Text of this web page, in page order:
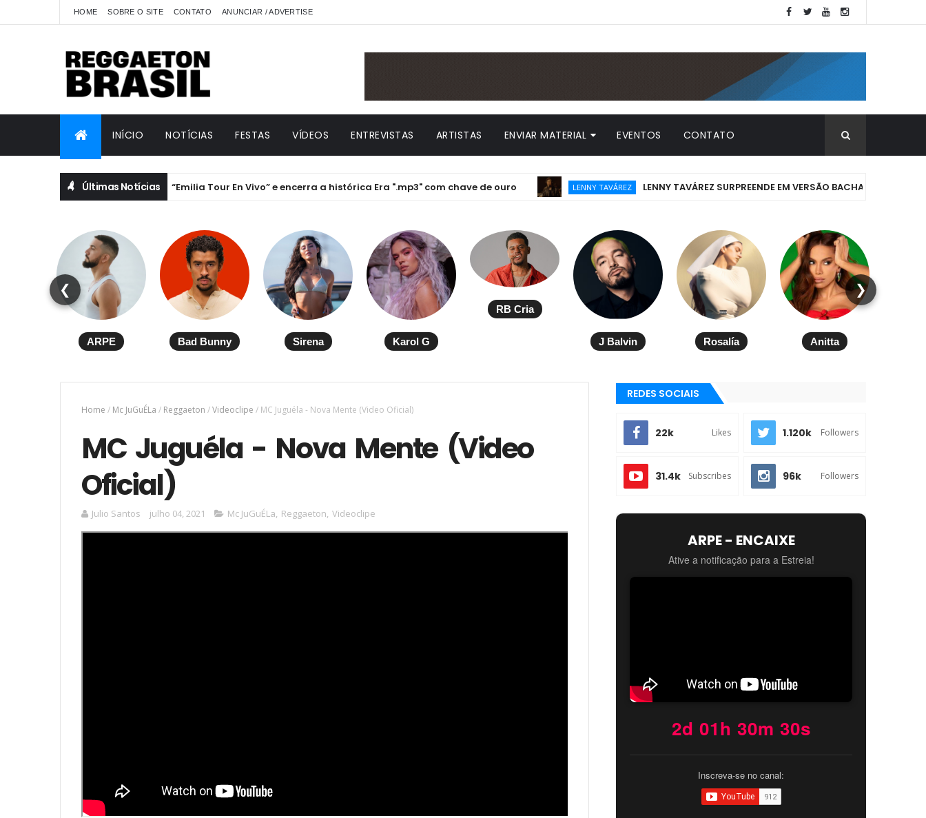
HOME SOBRE O SITE CONTATO ANUNCIAR / ADVERTISE
INÍCIO NOTÍCIAS FESTAS VÍDEOS ENTREVISTAS ARTISTAS ENVIAR MATERIAL EVENTOS CONTATO
Últimas Notícias
Emilia lança “Emilia Tour En Vivo” e encerra a histórica Era ".mp3" com chave de ouro LENNY TAVÁREZ LENNY TAVÁREZ SURPREENDE EM VERSÃO BACHATA DO SUCESSO
❮
ARPE Bad Bunny Sirena Karol G
RB Cria
J Balvin Rosalía Anitta
❯
Home / Mc JuGuÉLa / Reggaeton /Videoclipe / MC Juguéla - Nova Mente (Video Oficial)
MC Juguéla - Nova Mente (Video
Oficial)
Julio Santos julho 04, 2021 Mc JuGuÉLa, Reggaeton, Videoclipe
REDES SOCIAIS
22k Likes 1.120k Followers
31.4k Subscribes 96k Followers
ARPE - ENCAIXE
Ative a notificação para a Estreia!
2d 01h 30m 29s
Inscreva-se no canal: